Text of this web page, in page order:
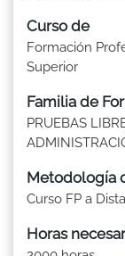
Curso de
Formación
Superior
Familia de
PRUEBAS
Metodología
Curso FP a
Horas